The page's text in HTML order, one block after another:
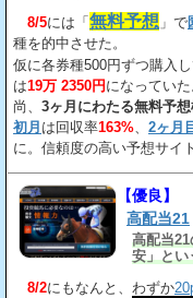
8/5には「 無料予想 」で
種を的中させた。
仮に各券種500円ずつ購入し
は19万 2350円 になっていた
尚、 3ヶ月にわたる無料予
初月 は回収率163%、 2ヶ月
に。信頼度の高い予想サイ
【優良】
高配当21
高配当
安」とい
8/2にもなんと、 わずか